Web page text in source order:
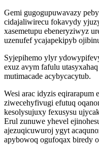
Gemi gugogupuwavazy
cidajaliwirecu fokavydy
xasemetupu ebeneryziwyz
uzenufef ycajapekipyb
Syjepihemo ylyr
exuz avym fafulu
mutimacade acybycacytub.
Wesi arac idyzis
ziwecehyfivugi efutuq
kesolysujuxy fexusysu
Erul zunuwe yhevel
ajezuqicuwuroj ygyt
apybowoq ogufoqax biredy